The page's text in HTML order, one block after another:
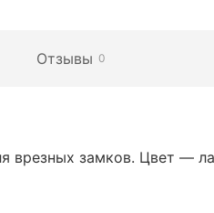
Отзывы 0
врезных замков. Цвет —